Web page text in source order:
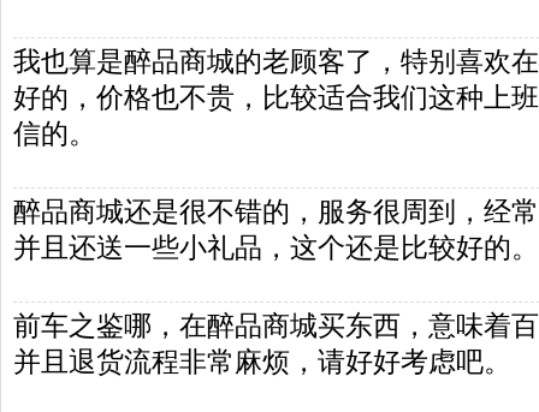
我也算是醉品商城的老顾客了，特别喜欢
好的，价格也不贵，比较适合我们这种上
信的。
醉品商城还是很不错的，服务很周到，经
并且还送一些小礼品，这个还是比较好的。
前车之鉴哪，在醉品商城买东西，意味着
并且退货流程非常麻烦，请好好考虑吧。